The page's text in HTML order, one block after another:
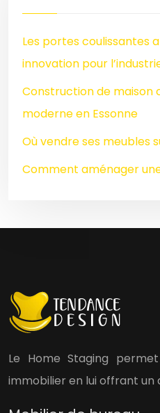
Les portes coulissantes
innovation pour
Construction de maison
moderne en Essonne
Où vendre ses meubles
Comment aménager
Le Home Staging
immobilier en lui offrant